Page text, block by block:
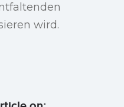
wird.